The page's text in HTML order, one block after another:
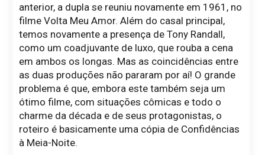
anterior, a dupla se reuniu novamente em 1961, no
filme Volta Meu Amor. Além do casal principal,
temos novamente a presença de Tony Randall,
como um coadjuvante de luxo, que rouba a cena
em ambos os longas. Mas as coincidências entre
as duas produções não pararam por aí! O grande
problema é que, embora este também seja um
ótimo filme, com situações cômicas e todo o
charme da década e de seus protagonistas, o
roteiro é basicamente uma cópia de Confidências
à Meia-Noite.